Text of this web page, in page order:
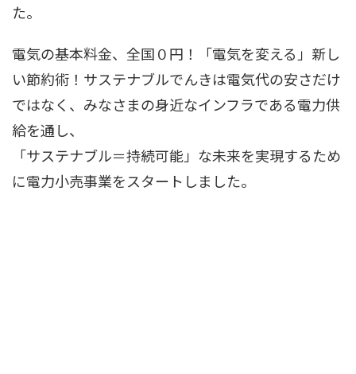
た。
電気の基本料金、全国０円！「電気を変える」新し
い節約術！サステナブルでんきは電気代の安さだけ
ではなく、みなさまの身近なインフラである電力供
給を通し、
「サステナブル＝持続可能」な未来を実現するため
に電力小売事業をスタートしました。